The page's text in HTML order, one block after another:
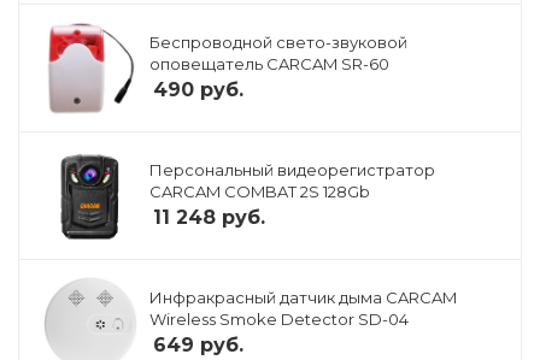
Беспроводной свето-звуковой
оповещатель CARCAM SR-60
490 руб.
Персональный видеорегистратор
CARCAM COMBAT 2S 128Gb
11 248 руб.
Инфракрасный датчик дыма CARCAM
Wireless Smoke Detector SD-04
649 руб.